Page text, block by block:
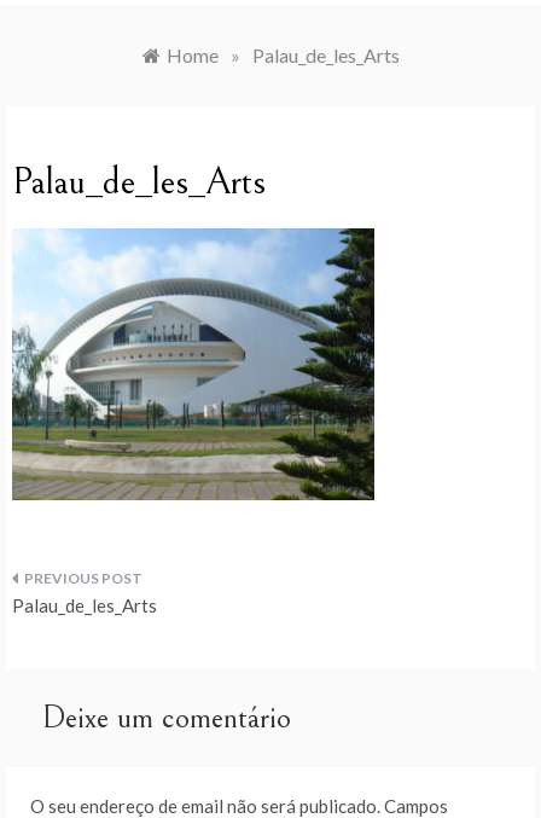
Home » Palau_de_les_Arts
Palau_de_les_Arts
Navegação
artigos
Palau_de_les_Arts
Deixe um comentário
O seu endereço de email não será publicado.Campos